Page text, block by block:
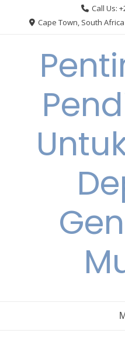
Call Us:
Cape Town, South Africa